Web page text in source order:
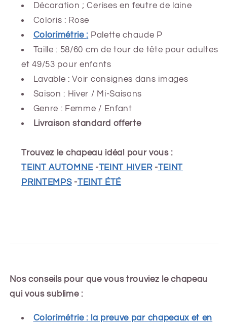
Décoration ; Cerises en feutre de laine
Coloris : Rose
Colorimétrie : Palette chaude P
Taille : 58/60 cm de tour de tête pour adultes
et 49/53 pour enfants
Lavable : Voir consignes dans images
Saison : Hiver / Mi-Saisons
Genre : Femme / Enfant
Livraison standard offerte
Trouvez le chapeau idéal pour vous :
TEINT AUTOMNE-TEINT HIVER-TEINT
PRINTEMPS-TEINT ÉTÉ
Nos conseils pour que vous trouviez le chapeau
qui vous sublime :
Colorimétrie : la preuve par chapeaux et en